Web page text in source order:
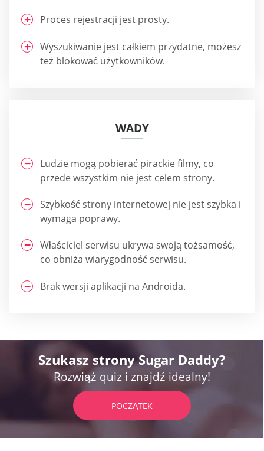
Proces rejestracji jest prosty.
Wyszukiwanie jest całkiem przydatne, możesz
też blokować użytkowników.
WADY
Ludzie mogą pobierać pirackie filmy, co
przede wszystkim nie jest celem strony.
Szybkość strony internetowej nie jest szybka i
wymaga poprawy.
Właściciel serwisu ukrywa swoją tożsamość,
co obniża wiarygodność serwisu.
Brak wersji aplikacji na Androida.
Szukasz strony Sugar Daddy?
Rozwiąż quiz i znajdź idealny!
POCZĄTEK